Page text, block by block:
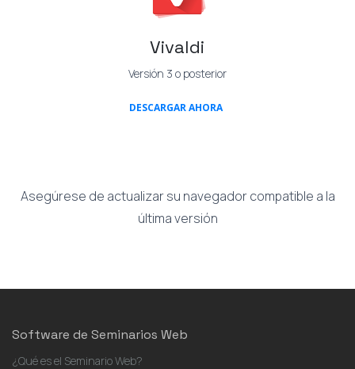
Vivaldi
Versión 3 o posterior
DESCARGAR AHORA
Asegúrese de actualizar su navegador compatible a la
última versión
Software de Seminarios Web
¿Qué es el Seminario Web?